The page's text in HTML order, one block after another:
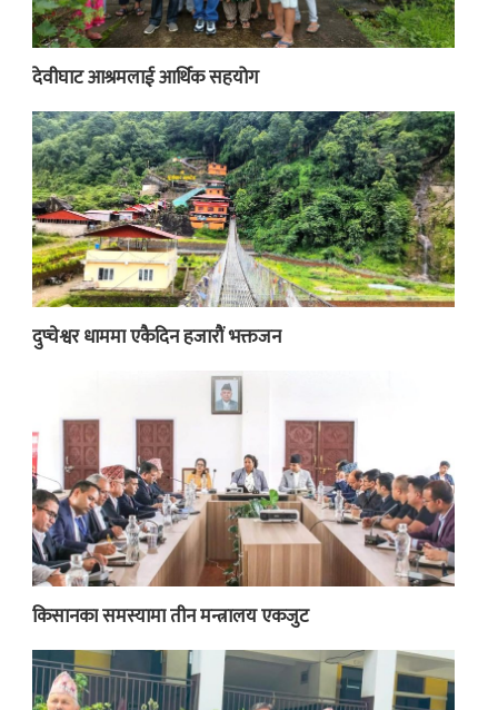
देवीघाट आश्रमलाई आर्थिक सहयोग
दुप्चेश्वर धाममा एकैदिन हजारौं भक्तजन
किसानका समस्यामा तीन मन्त्रालय एकजुट